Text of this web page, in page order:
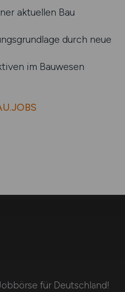
aktuellen Bau
durch neue
im Bauwesen
für Deutschland!